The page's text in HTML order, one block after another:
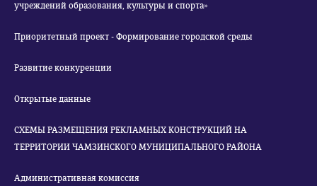
учреждений образования, культуры и спорта»
Приоритетный проект - Формирование городской среды
Развитие конкуренции
Открытые данные
СХЕМЫ РАЗМЕЩЕНИЯ РЕКЛАМНЫХ КОНСТРУКЦИЙ НА
ТЕРРИТОРИИ ЧАМЗИНСКОГО МУНИЦИПАЛЬНОГО РАЙОНА
Административная комиссия